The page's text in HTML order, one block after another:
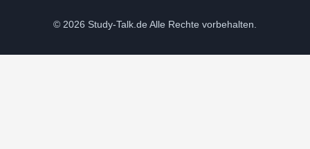
© 2026 Study-Talk.de Alle Rechte vorbehalten.